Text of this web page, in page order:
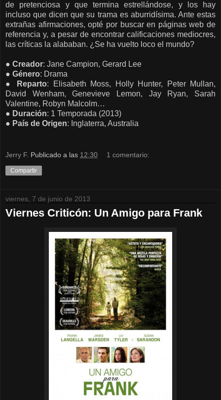
de pretenciosa y que termina estrellándose, y los hay
incluso que dicen que su trama es aburridísima. Ante estas
extrañas afirmaciones, opté por buscar en páginas web de
referencia y, a pesar de encontrar calificaciones mediocres,
las críticas la alababan. ¿Se ha vuelto loco el mundo?
● Creador: Jane Campion, Gerard Lee
● Género: Drama
●
Reparto: Elisabeth Moss, Holly Hunter, Peter Mullan,
David Wenham, Genevieve Lemon, Jay Ryan, Sarah
Valentine, Robyn Malcolm…
● Duración: 1 Temporada (2013)
● País de Origen: Inglaterra, Australia
Jerry F. Publicado a las 12:30 1 comentario:
Compartir
viernes, 7 de junio de 2013
Viernes Criticón: Un Amigo para Frank